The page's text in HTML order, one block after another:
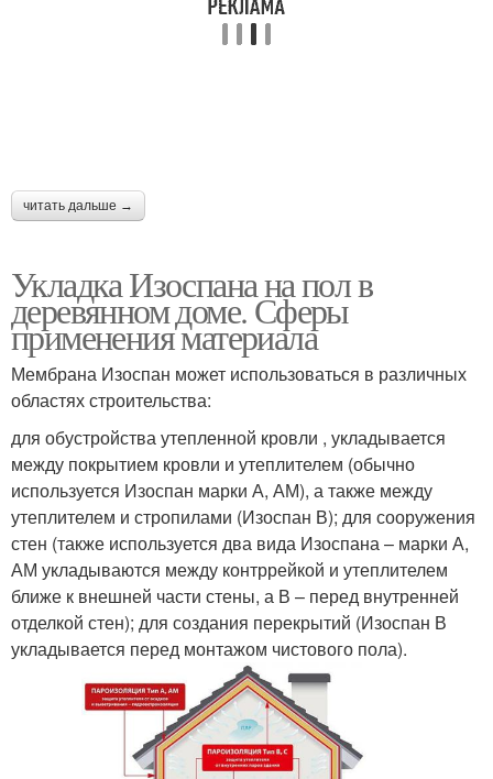
читать дальше →
Укладка Изоспана на пол в
деревянном доме. Сферы
применения материала
Мембрана Изоспан может использоваться в различных
областях строительства:
для обустройства утепленной кровли , укладывается
между покрытием кровли и утеплителем (обычно
используется Изоспан марки А, АМ), а также между
утеплителем и стропилами (Изоспан В); для сооружения
стен (также используется два вида Изоспана – марки А,
АМ укладываются между контррейкой и утеплителем
ближе к внешней части стены, а В – перед внутренней
отделкой стен); для создания перекрытий (Изоспан В
укладывается перед монтажом чистового пола).